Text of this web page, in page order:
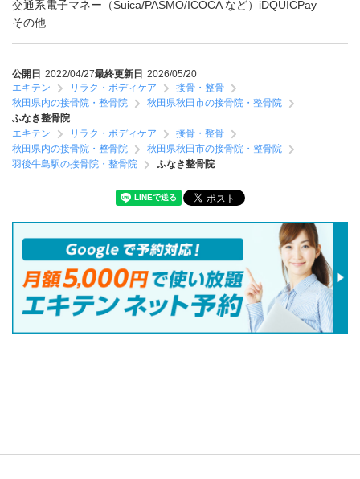
交通系電子マネー（Suica/PASMO/ICOCA など） iDQUICPay
その他
公開日 2022/04/27最終更新日 2026/05/20
エキテン
リラク・ボディケア
接骨・整骨
秋田県内の接骨院・整骨院
秋田県秋田市の接骨院・整骨院
ふなき整骨院
エキテン
リラク・ボディケア
接骨・整骨
秋田県内の接骨院・整骨院
秋田県秋田市の接骨院・整骨院
羽後牛島駅の接骨院・整骨院
ふなき整骨院